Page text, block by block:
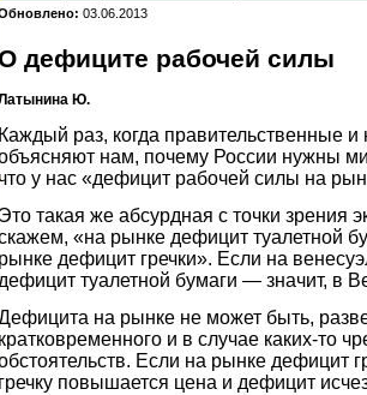
03.06.2013
дефиците рабочей силы
Ю.
Каждый раз, когда правительственные
нам, почему России нужны
что у нас «дефицит рабочей силы на
Это такая же абсурдная с точки зрения
«на рынке дефицит туалетной
рынке дефицит гречки». Если на
дефицит туалетной бумаги — значит, в
на рынке не может быть,
кратковременного и в случае каких-то
Если на рынке дефицит
гречку повышается цена и дефицит